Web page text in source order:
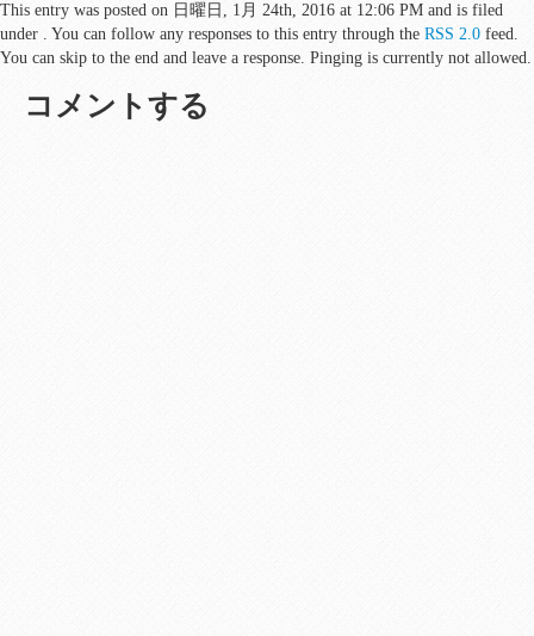
This entry was posted on 日曜日, 1月 24th, 2016 at 12:06 PM and is filed
under . You can follow any responses to this entry through the RSS 2.0 feed.
You can skip to the end and leave a response. Pinging is currently not allowed.
コメントする